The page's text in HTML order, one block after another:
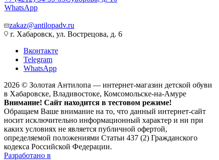
WhatsApp
zakaz@antilopadv.ru
г. Хабаровск, ул. Вострецова, д. 6
Вконтакте
Telegram
WhatsApp
2026 © Золотая Антилопа — интернет-магазин детской обуви
в Хабаровске, Владивостоке, Комсомольске-на-Амуре
Внимание! Сайт находится в тестовом режиме!
Обращаем Ваше внимание на то, что данный интернет-сайт
носит исключительно информационный характер и ни при
каких условиях не является публичной офертой,
определяемой положениями Статьи 437 (2) Гражданского
кодекса Российской Федерации.
Разработано в